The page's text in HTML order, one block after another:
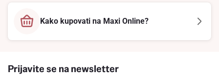
Kako kupovati na Maxi Online?
Prijavite se na newsletter